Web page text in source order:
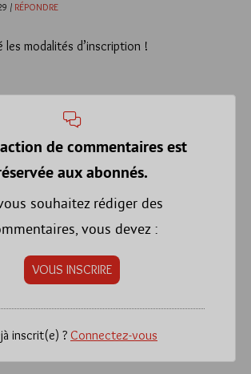
/ RÉPONDRE
les modalités d’inscription !
de commentaires est
aux abonnés.
souhaitez rédiger des
vous devez :
VOUS INSCRIRE
inscrit(e) ? Connectez-vous